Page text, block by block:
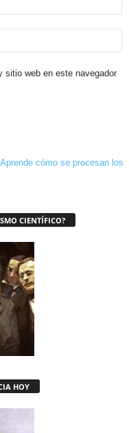
sitio web en este navegador
Aprende cómo se procesan los
CIENTÍFICO?
HOY